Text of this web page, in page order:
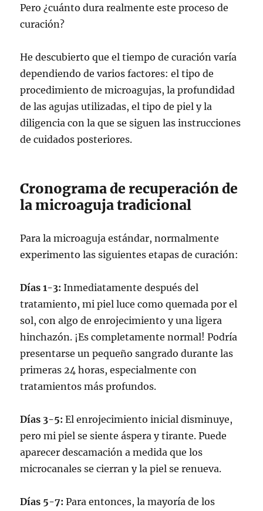
Pero ¿cuánto dura realmente este proceso de
curación?
He descubierto que el tiempo de curación varía
dependiendo de varios factores: el tipo de
procedimiento de microagujas, la profundidad
de las agujas utilizadas, el tipo de piel y la
diligencia con la que se siguen las instrucciones
de cuidados posteriores.
Cronograma de recuperación de
la microaguja tradicional
Para la microaguja estándar, normalmente
experimento las siguientes etapas de curación:
Días 1-3: Inmediatamente después del
tratamiento, mi piel luce como quemada por el
sol, con algo de enrojecimiento y una ligera
hinchazón. ¡Es completamente normal! Podría
presentarse un pequeño sangrado durante las
primeras 24 horas, especialmente con
tratamientos más profundos.
Días 3-5: El enrojecimiento inicial disminuye,
pero mi piel se siente áspera y tirante. Puede
aparecer descamación a medida que los
microcanales se cierran y la piel se renueva.
Días 5-7: Para entonces, la mayoría de los